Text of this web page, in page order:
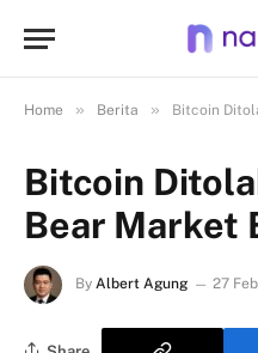
Home » Berita » Bitcoin
Bitcoin
Bear Market
By Albert Agung 27